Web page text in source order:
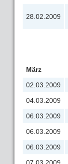
28.02.2009
März
02.03.2009
04.03.2009
06.03.2009
06.03.2009
06.03.2009